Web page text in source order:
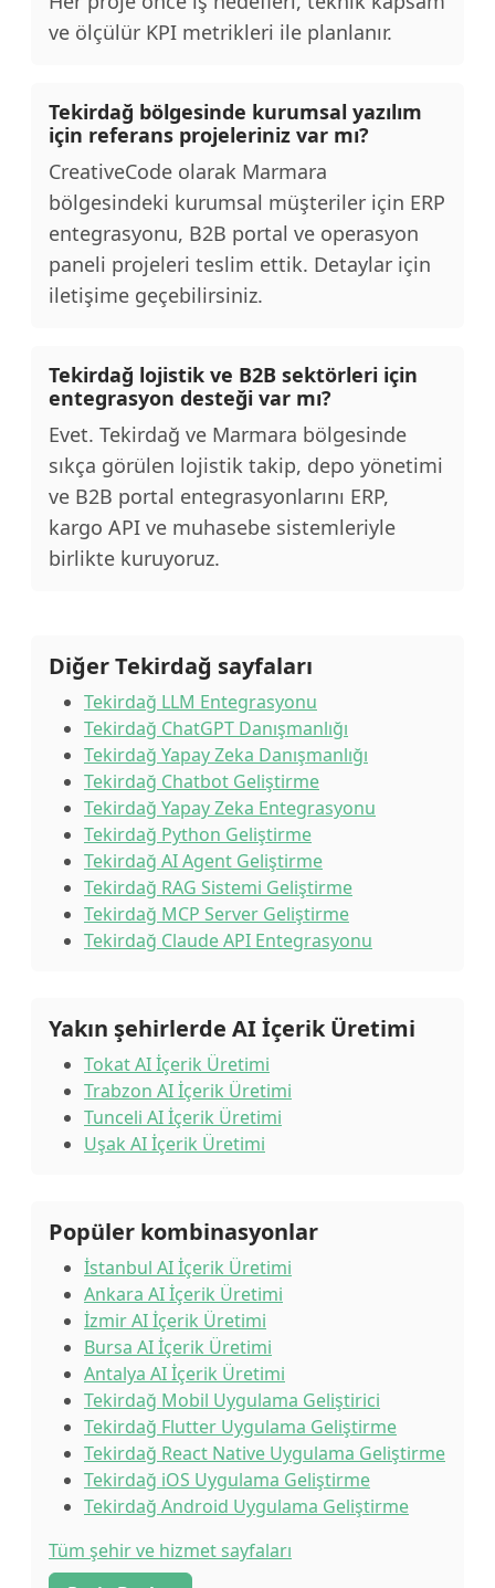
ve ölçülür KPI metrikleri ile planlanır.
Tekirdağ bölgesinde kurumsal yazılım
için referans projeleriniz var mı?
CreativeCode olarak Marmara
bölgesindeki kurumsal müşteriler için ERP
entegrasyonu, B2B portal ve operasyon
paneli projeleri teslim ettik. Detaylar için
iletişime geçebilirsiniz.
Tekirdağ lojistik ve B2B sektörleri için
entegrasyon desteği var mı?
Evet. Tekirdağ ve Marmara bölgesinde
sıkça görülen lojistik takip, depo yönetimi
ve B2B portal entegrasyonlarını ERP,
kargo API ve muhasebe sistemleriyle
birlikte kuruyoruz.
Diğer Tekirdağ sayfaları
Tekirdağ LLM Entegrasyonu
Tekirdağ ChatGPT Danışmanlığı
Tekirdağ Yapay Zeka Danışmanlığı
Tekirdağ Chatbot Geliştirme
Tekirdağ Yapay Zeka Entegrasyonu
Tekirdağ Python Geliştirme
Tekirdağ AI Agent Geliştirme
Tekirdağ RAG Sistemi Geliştirme
Tekirdağ MCP Server Geliştirme
Tekirdağ Claude API Entegrasyonu
Yakın şehirlerde AI İçerik Üretimi
Tokat AI İçerik Üretimi
Trabzon AI İçerik Üretimi
Tunceli AI İçerik Üretimi
Uşak AI İçerik Üretimi
Popüler kombinasyonlar
İstanbul AI İçerik Üretimi
Ankara AI İçerik Üretimi
İzmir AI İçerik Üretimi
Bursa AI İçerik Üretimi
Antalya AI İçerik Üretimi
Tekirdağ Mobil Uygulama Geliştirici
Tekirdağ Flutter Uygulama Geliştirme
Tekirdağ React Native Uygulama Geliştirme
Tekirdağ iOS Uygulama Geliştirme
Tekirdağ Android Uygulama Geliştirme
Tüm şehir ve hizmet sayfaları